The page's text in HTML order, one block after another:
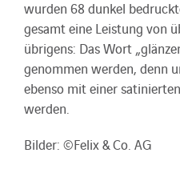
wurden 68 dunkel
gesamt eine Leistung von
übrigens: Das Wort
genommen werden, denn
ebenso mit einer
werden.
Bilder: ©Felix & Co. AG